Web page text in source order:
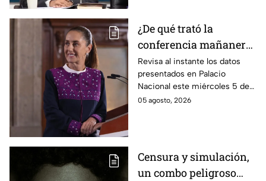
¿De qué trató la
conferencia mañanera
este miércoles 5 de
agosto? Resumen EN
VIVO
Revisa al instante los datos
presentados en Palacio
Nacional este miércoles 5 de
agosto. Entérate de los
05 agosto, 2026
Censura y simulación,
un combo peligroso